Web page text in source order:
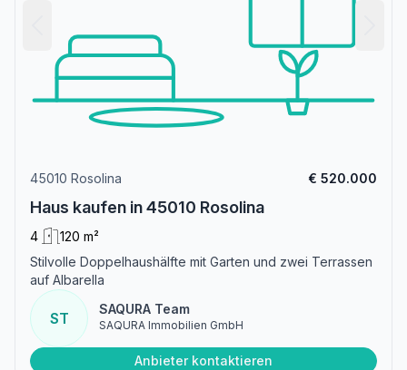
45010 Rosolina € 520.000
Haus kaufen in 45010 Rosolina
4
120 m²
Stilvolle Doppelhaushälfte mit Garten und zwei Terrassen
auf Albarella
ST
SAQURA Team
SAQURA Immobilien GmbH
Anbieter kontaktieren